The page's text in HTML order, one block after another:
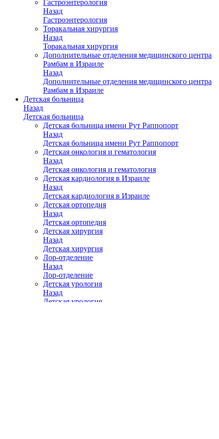
Гастроэнтерология
Назад
Гастроэнтерология
Торакальная хирургия
Назад
Торакальная хирургия
Дополнительные отделения медицинского центра
Рамбам в Израиле
Назад
Дополнительные отделения медицинского центра
Рамбам в Израиле
Детская больница
Назад
Детская больница
Детская больница имени Рут Раппопорт
Назад
Детская больница имени Рут Раппопорт
Детская онкология и гематология
Назад
Детская онкология и гематология
Детская кардиология в Израиле
Назад
Детская кардиология в Израиле
Детская ортопедия
Назад
Детская ортопедия
Детская хирургия
Назад
Детская хирургия
Лор-отделение
Назад
Лор-отделение
Детская урология
Назад
Детская урология